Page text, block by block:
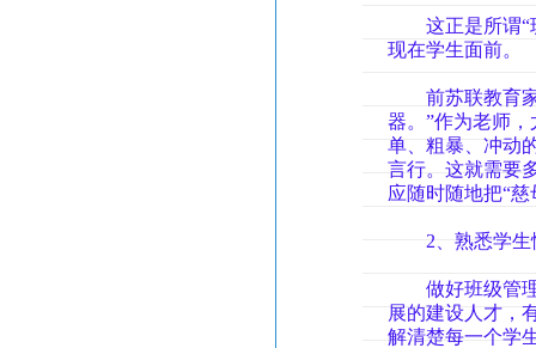
这正是所谓“班
现在学生面前。
前苏联教育家
器。”作为老师
单、粗暴、冲动
言行。这就需要
应随时随地把“
2、熟悉学生
做好班级管理
展的建设人才，
解清楚每一个学